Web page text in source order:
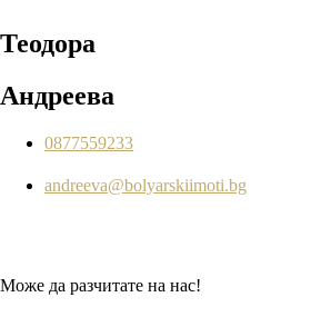
Теодора
Андреева
0877559233
andreeva@bolyarskiimoti.bg
Може да разчитате на нас!